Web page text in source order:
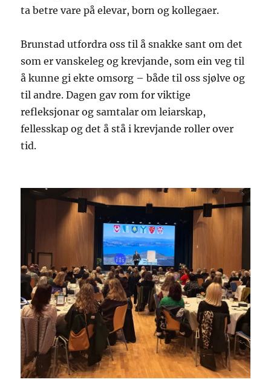
ta betre vare på elevar, born og kollegaer.
Brunstad utfordra oss til å snakke sant om det
som er vanskeleg og krevjande, som ein veg til
å kunne gi ekte omsorg – både til oss sjølve og
til andre. Dagen gav rom for viktige
refleksjonar og samtalar om leiarskap,
fellesskap og det å stå i krevjande roller over
tid.